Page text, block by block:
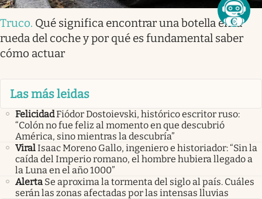
Truco. Qué significa encontrar una botella en la
rueda del coche y por qué es fundamental saber
cómo actuar
Las más leidas
FelicidadFiódor Dostoievski, histórico escritor ruso:
“Colón no fue feliz al momento en que descubrió
América, sino mientras la descubría”
ViralIsaac Moreno Gallo, ingeniero e historiador: “Sin la
caída del Imperio romano, el hombre hubiera llegado a
la Luna en el año 1000”
Alerta Se aproxima la tormenta del siglo al país. Cuáles
serán las zonas afectadas por las intensas lluvias